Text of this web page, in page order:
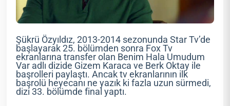
Şükrü Özyıldız, 2013-2014 sezonunda Star Tv’de
başlayarak 25. bölümden sonra Fox Tv
ekranlarına transfer olan Benim Hala Umudum
Var adlı dizide Gizem Karaca ve Berk Oktay ile
başrolleri paylaştı. Ancak tv ekranlarının ilk
başrolü heyecanı ne yazık ki fazla uzun sürmedi,
dizi 33. bölümde final yaptı.